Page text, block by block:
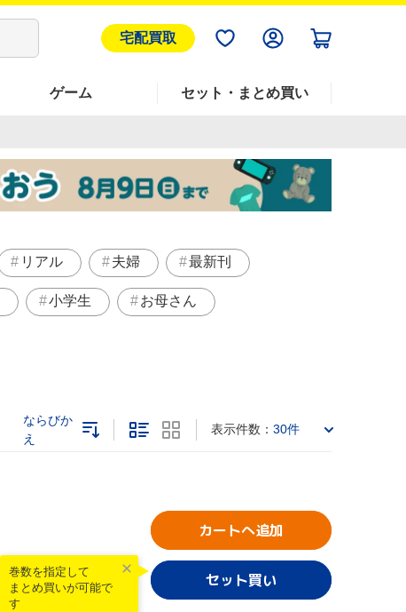
宅配買取
ゲーム セット・まとめ買い
リアル 夫婦 最新刊
小学生 お母さん
ならびか
え
表示件数： 30件
カートへ追加
巻数を指定して
まとめ買いが可能で
す